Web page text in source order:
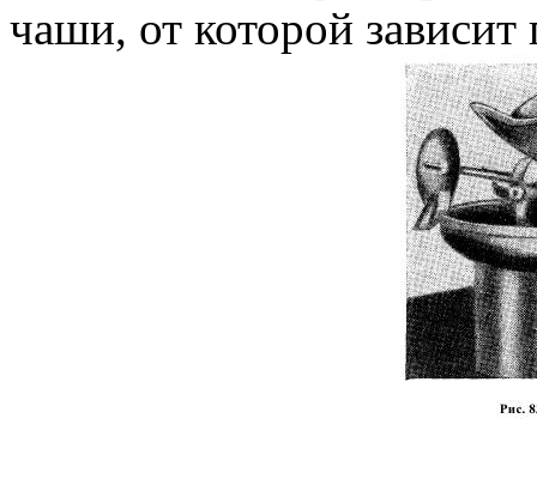
чаши, от которой